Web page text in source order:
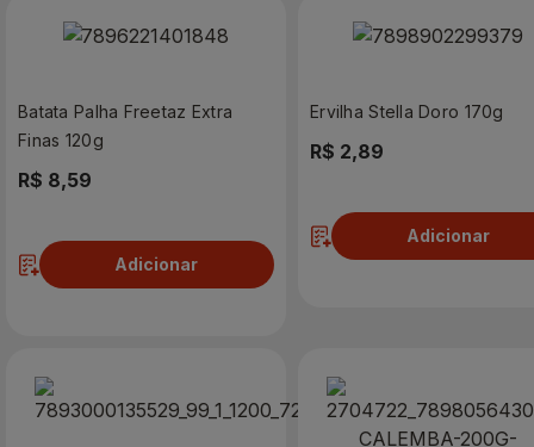
Batata Palha Freetaz Extra
Finas 120g
R$ 8,59
Adicionar
Ervilha Stella Doro 170g
R$ 2,89
Adicionar